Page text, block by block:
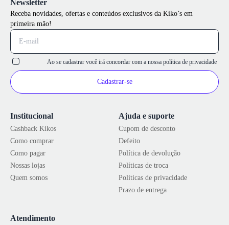
Institucional
Cashback Kikos
Como comprar
Como pagar
Nossas lojas
Quem somos
Ajuda e suporte
Cupom de desconto
Defeito
Política de devolução
Políticas de troca
Políticas de privacidade
Prazo de entrega
Atendimento
Newsletter
Receba novidades, ofertas e conteúdos exclusivos da Kiko’s em
primeira mão!
Ao se cadastrar você irá concordar com a nossa política de privacidade
Cadastrar-se